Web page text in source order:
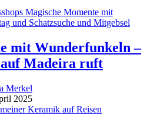
mit Wunderfunkeln –
Madeira ruft
Merkel
2025
Keramik auf Reisen